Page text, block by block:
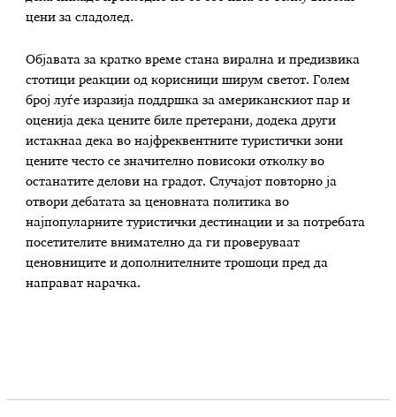
цени за сладолед.
Објавата за кратко време стана вирална и предизвика
стотици реакции од корисници ширум светот. Голем
број луѓе изразија поддршка за американскиот пар и
оценија дека цените биле претерани, додека други
истакнаа дека во најфреквентните туристички зони
цените често се значително повисоки отколку во
останатите делови на градот. Случајот повторно ја
отвори дебатата за ценовната политика во
најпопуларните туристички дестинации и за потребата
посетителите внимателно да ги проверуваат
ценовниците и дополнителните трошоци пред да
направат нарачка.